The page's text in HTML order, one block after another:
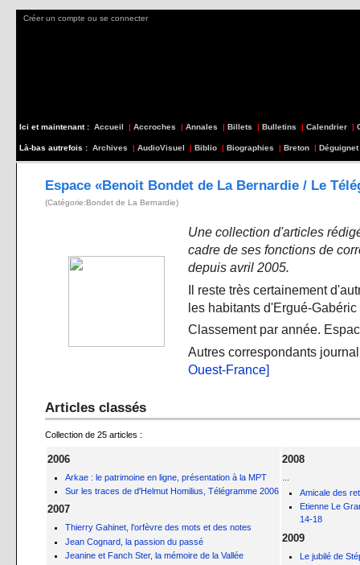
Créer un compte ou se connecter
Ici et maintenant : Accueil | Accroches | Annales | Billets | Bulletins | Calendrier |
Là-bas autrefois : Archives | AudioVisuel | Biblio | Biographies | Breton | Déguignet
Espace «Benoit Bondet de La Bernardie / Le
(Catégorie:Bondet de La Bernardie)
Une collection d'articles
cadre de ses fonctions de
depuis avril 2005.
Il reste très certainement
les habitants d'Ergué-
Classement par année.
Autres correspondants
Ouest-France]
Articles classés
Collection de 25 articles :
2006
Arkae : le patrimoine en ligne, présentation à la MPT
Sur les traces de d'Helmut Homilius, Télégramme 2006
2007
Thierry Gahinet, l'orfèvre des mots et des notes
Jean Cognard, la passion du passé
Jeanine et Fanch Ster, la mémoire de la Vallée
2008
Amicale des
Etienne Le
14-18
2009
Le jubilé de